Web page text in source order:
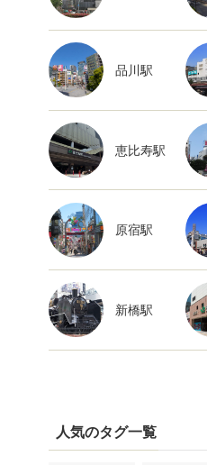
品川駅
恵比寿駅
原宿駅
新橋駅
人気のタグ一覧